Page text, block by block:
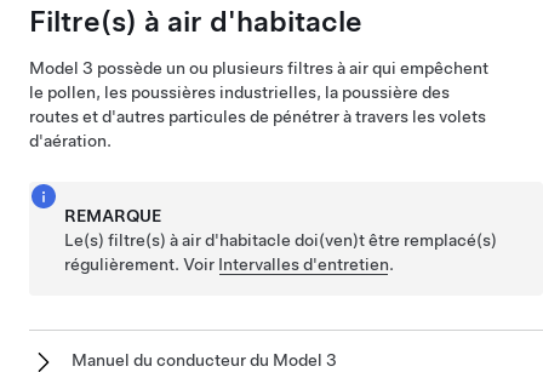
Filtre(s) à air d'habitacle
Model 3 possède un ou plusieurs filtres à air qui empêchent
le pollen, les poussières industrielles, la poussière des
routes et d'autres particules de pénétrer à travers les volets
d'aération.
REMARQUE
Le(s) filtre(s) à air d'habitacle doi(ven)t être remplacé(s)
régulièrement. Voir Intervalles d'entretien.
Manuel du conducteur du Model 3